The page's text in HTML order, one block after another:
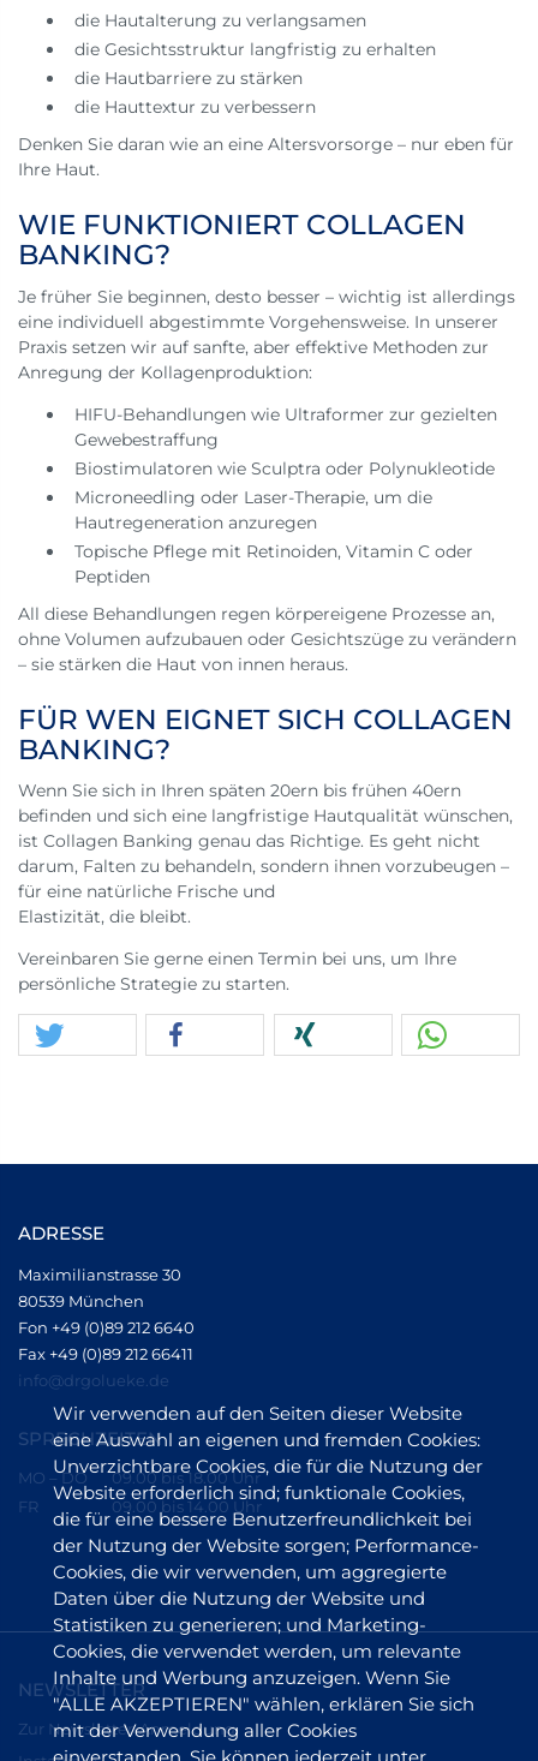
die Hautalterung zu verlangsamen
die Gesichtsstruktur langfristig zu erhalten
die Hautbarriere zu stärken
die Hauttextur zu verbessern
Denken Sie daran wie an eine Altersvorsorge – nur eben für
Ihre Haut.
WIE FUNKTIONIERT COLLAGEN
BANKING?
Je früher Sie beginnen, desto besser – wichtig ist allerdings
eine individuell abgestimmte Vorgehensweise. In unserer
Praxis setzen wir auf sanfte, aber effektive Methoden zur
Anregung der Kollagenproduktion:
HIFU-Behandlungen wie Ultraformer zur gezielten
Gewebestraffung
Biostimulatoren wie Sculptra oder Polynukleotide
Microneedling oder Laser-Therapie, um die
Hautregeneration anzuregen
Topische Pflege mit Retinoiden, Vitamin C oder
Peptiden
All diese Behandlungen regen körpereigene Prozesse an,
ohne Volumen aufzubauen oder Gesichtszüge zu verändern
– sie stärken die Haut von innen heraus.
FÜR WEN EIGNET SICH COLLAGEN
BANKING?
Wenn Sie sich in Ihren späten 20ern bis frühen 40ern
befinden und sich eine langfristige Hautqualität wünschen,
ist Collagen Banking genau das Richtige. Es geht nicht
darum, Falten zu behandeln, sondern ihnen vorzubeugen –
für eine natürliche Frische und
Elastizität, die bleibt.
Vereinbaren Sie gerne einen Termin bei uns, um Ihre
persönliche Strategie zu starten.
ADRESSE
Maximilianstrasse 30
80539 München
Fon +49 (0)89 212 6640
Fax +49 (0)89 212 66411
info@drgolueke.de
SPRECHZEITEN
MO – DO
09.00 bis 18.00 Uhr
FR
09.00 bis 14.00 Uhr
NEWSLETTER
Zur Newsletter-Anmeldung
Wir verwenden auf den Seiten dieser Website
eine Auswahl an eigenen und fremden Cookies:
Unverzichtbare Cookies, die für die Nutzung der
Website erforderlich sind; funktionale Cookies,
die für eine bessere Benutzerfreundlichkeit bei
der Nutzung der Website sorgen; Performance-
Cookies, die wir verwenden, um aggregierte
Daten über die Nutzung der Website und
Statistiken zu generieren; und Marketing-
Cookies, die verwendet werden, um relevante
Inhalte und Werbung anzuzeigen. Wenn Sie
"ALLE AKZEPTIEREN" wählen, erklären Sie sich
mit der Verwendung aller Cookies